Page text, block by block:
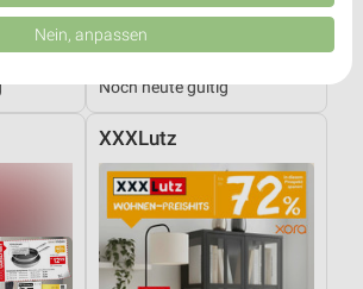
19,9 km
Noch heute gültig
XXXLutz
Europäischen Union weitergegeben und in die
Zugriff auf Informationen
Nein, anpassen